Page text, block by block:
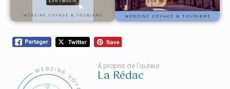
À propos de l'auteur
La Rédac